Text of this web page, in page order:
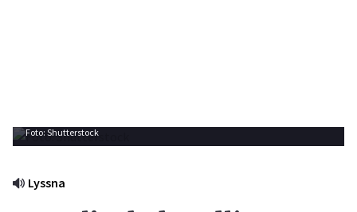
Foto: Shutterstock
Lyssna